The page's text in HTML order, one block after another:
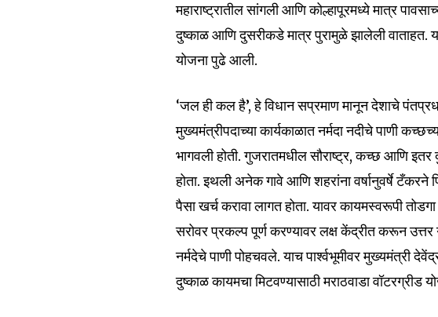
महाराष्ट्रातील सांगली आणि कोल्हापूरमध्ये मात्र
दुष्काळ आणि दुसरीकडे मात्र पुरामुळे झालेली वाताहत.
योजना पुढे आली.
‘जल ही कल है’, हे विधान सप्रमाण मानून देशाचे
मुख्यमंत्रीपदाच्या कार्यकाळात नर्मदा नदीचे पाणी
भागवली होती. गुजरातमधील सौराष्ट्र, कच्छ आणि इतर
होता. इथली अनेक गावे आणि शहरांना वर्षानुवर्षे टँकरने
पैसा खर्च करावा लागत होता. यावर कायमस्वरूपी
सरोवर प्रकल्प पूर्ण करण्यावर लक्ष केंद्रीत करून
नर्मदेचे पाणी पोहचवले. याच पार्श्वभूमीवर मुख्यमंत्री
दुष्काळ कायमचा मिटवण्यासाठी मराठवाडा वॉटरग्रीड